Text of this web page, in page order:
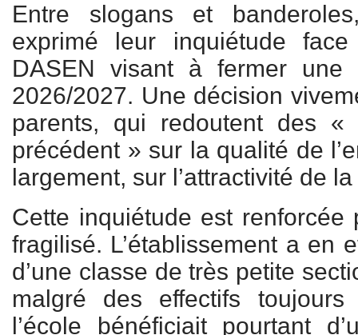
Entre slogans et
exprimé leur inquiétude
DASEN visant à fermer
2026/2027. Une décision
parents, qui redoutent des «
précédent » sur la qualité de
largement, sur l’attractivité de
Cette inquiétude est renforcée
fragilisé. L’établissement a en
d’une classe de très petite
malgré des effectifs toujours
l’école bénéficiait pourtant